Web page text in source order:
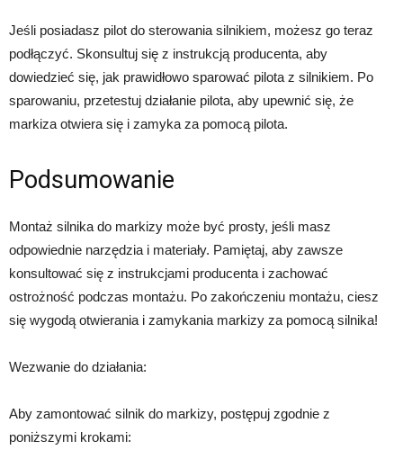
Jeśli posiadasz pilot do sterowania silnikiem, możesz go teraz
podłączyć. Skonsultuj się z instrukcją producenta, aby
dowiedzieć się, jak prawidłowo sparować pilota z silnikiem. Po
sparowaniu, przetestuj działanie pilota, aby upewnić się, że
markiza otwiera się i zamyka za pomocą pilota.
Podsumowanie
Montaż silnika do markizy może być prosty, jeśli masz
odpowiednie narzędzia i materiały. Pamiętaj, aby zawsze
konsultować się z instrukcjami producenta i zachować
ostrożność podczas montażu. Po zakończeniu montażu, ciesz
się wygodą otwierania i zamykania markizy za pomocą silnika!
Wezwanie do działania:
Aby zamontować silnik do markizy, postępuj zgodnie z
poniższymi krokami: